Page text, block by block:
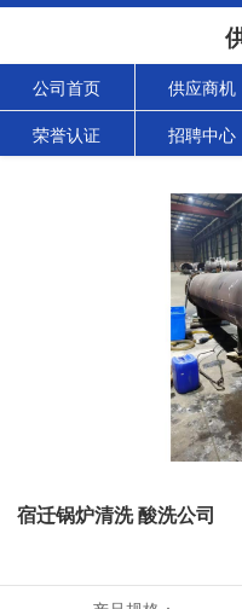
公司首页 供应商机
荣誉认证 招聘中心
宿迁锅炉清洗 酸洗公司